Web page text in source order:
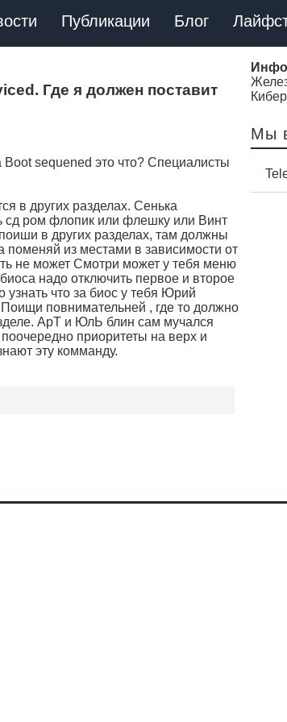
Публикации Блог
Где я должен поставит
Boot sequened это что? Специалисты
в других разделах. Сенька
сд ром флопик или флешку или Винт
в других разделах, там должны
поменяй из местами в зависимости от
не может Смотри может у тебя меню
надо отключить первое и второе
что за биос у тебя Юрий
повнимательней , где то должно
АрТ и ЮлЬ блин сам мучался
поочередно приоритеты на верх и
эту комманду.
Мы